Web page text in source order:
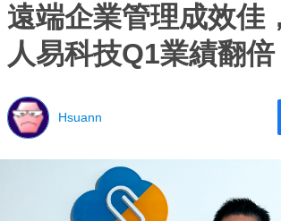
遠端企業管理成效佳
人易科技Q1業績翻倍
Hsuann